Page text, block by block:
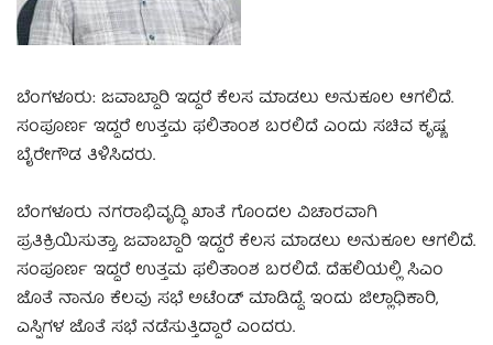
ಬೆಂಗಳೂರು: ಜವಾಬ್ದಾರಿ ಇದ್ದರೆ ಕೆಲಸ ಮಾಡಲು ಅನುಕೂಲ ಆಗಲಿದೆ.
ಸಂಪೂರ್ಣ ಇದ್ದರೆ ಉತ್ತಮ ಫಲಿತಾಂಶ ಬರಲಿದೆ ಎಂದು ಸಚಿವ ಕೃಷ್ಣ
ಬೈರೇಗೌಡ ತಿಳಿಸಿದರು.
ಬೆಂಗಳೂರು ನಗರಾಭಿವೃದ್ಧಿ ಖಾತೆ ಗೊಂದಲ ವಿಚಾರವಾಗಿ
ಪ್ರತಿಕ್ರಿಯಿಸುತ್ತಾ, ಜವಾಬ್ದಾರಿ ಇದ್ದರೆ ಕೆಲಸ ಮಾಡಲು ಅನುಕೂಲ ಆಗಲಿದೆ.
ಸಂಪೂರ್ಣ ಇದ್ದರೆ ಉತ್ತಮ ಫಲಿತಾಂಶ ಬರಲಿದೆ. ದೆಹಲಿಯಲ್ಲಿ ಸಿಎಂ
ಜೊತೆ ನಾನೂ ಕೆಲವು ಸಭೆ ಅಟೆಂಡ್ ಮಾಡಿದ್ದೆ. ಇಂದು ಜಿಲ್ಲಾಧಿಕಾರಿ,
ಎಸ್ಪಿಗಳ ಜೊತೆ ಸಭೆ ನಡೆಸುತ್ತಿದ್ದಾರೆ ಎಂದರು.